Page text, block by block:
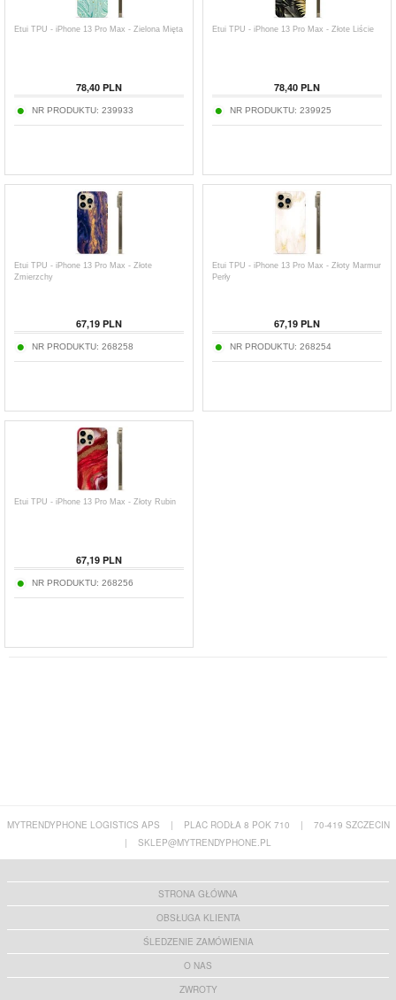
Etui TPU - iPhone 13 Pro Max - Zielona Mięta
78,40 PLN
NR PRODUKTU: 239933
Etui TPU - iPhone 13 Pro Max - Złote Liście
78,40 PLN
NR PRODUKTU: 239925
Etui TPU - iPhone 13 Pro Max - Złote
Zmierzchy
67,19 PLN
NR PRODUKTU: 268258
Etui TPU - iPhone 13 Pro Max - Złoty Marmur
Perły
67,19 PLN
NR PRODUKTU: 268254
Etui TPU - iPhone 13 Pro Max - Złoty Rubin
67,19 PLN
NR PRODUKTU: 268256
MYTRENDYPHONE LOGISTICS APS | PLAC RODŁA 8 POK 710 |
70-419 SZCZECIN
|
SKLEP@MYTRENDYPHONE.PL
STRONA GŁÓWNA
OBSŁUGA KLIENTA
ŚLEDZENIE ZAMÓWIENIA
O NAS
ZWROTY